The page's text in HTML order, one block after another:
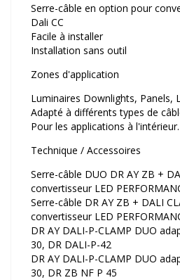
Serre-câble en option pour
Dali CC
Facile à installer
Installation sans outil
Zones d'application
Luminaires Downlights, Panels,
Adapté à différents types de
Pour les applications à l'intérieur.
Technique / Accessoires
Serre-câble DUO DR AY ZB +
convertisseur LED
Serre-câble DR AY ZB + DALI
convertisseur LED
DR AY DALI-P-CLAMP DUO
30, DR DALI-P-42
DR AY DALI-P-CLAMP DUO
30, DR ZB NF P 45